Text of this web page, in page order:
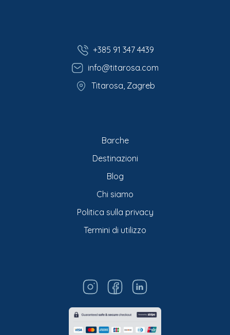
+385 91 347 4439
info@titarosa.com
Titarosa, Zagreb
Barche
Destinazioni
Blog
Chi siamo
Politica sulla privacy
Termini di utilizzo